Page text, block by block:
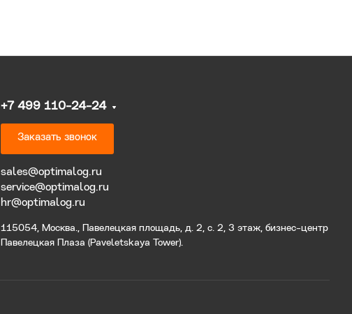
+7 499 110-24-24
Заказать звонок
sales@optimalog.ru
service@optimalog.ru
hr@optimalog.ru
115054, Москва., Павелецкая площадь, д. 2, с. 2, 3 этаж, бизнес-центр
Павелецкая Плаза (Paveletskaya Tower).